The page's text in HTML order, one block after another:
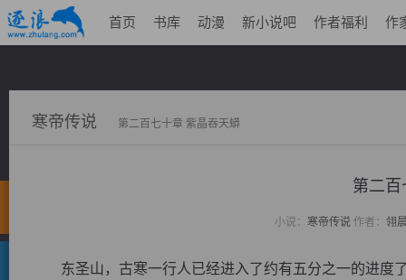
首页 书库 动漫 新小说吧 作者福利 作
寒帝传说 第二百七十章 紫晶吞天蟒
第二百
小说： 寒帝传说作者： 翎
东圣山，古寒一行人已经进入了约有五分之一的进度